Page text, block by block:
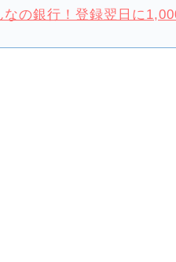
の銀行！登録翌日に